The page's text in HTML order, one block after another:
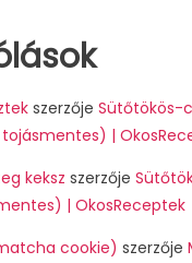
szerzője Sütőtökös-
|
keksz szerzője
| OkosReceptek
cookie) szerzője